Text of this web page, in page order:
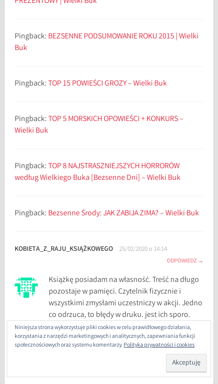
Pingback: BEZSENNE PODSUMOWANIE ROKU 2015 | Wielki
Buk
Pingback:TOP 15 POWIEŚCI GROZY – Wielki Buk
Pingback:TOP 5 MORSKICH OPOWIEŚCI + KONKURS –
Wielki Buk
Pingback:TOP 8 NAJSTRASZNIEJSZYCH HORRORÓW
według Wielkiego Buka [Bezsenne Dni] – Wielki Buk
Pingback: Bezsenne Środy: JAK ZABIJA ZIMA? – Wielki Buk
KOBIETA_Z_RAJU_KSIĄŻKOWEGO 25/02/2020 o 14:14
ODPOWIEDZ
Książkę posiadam na własność. Treść na długo
pozostaje w pamięci. Czytelnik fizycznie i
wszystkimi zmysłami uczestniczy w akcji. Jedno
co odrzuca, to błędy w druku. jest ich sporo.
wydawnictwo Amber nie popisało się. Korektor
również. A szkoda Wydawnictwa powinny
zatrudniać najwyższej klasy tłumaczy i
korektorów. Czytelnik płaci niemałe pieniądze,
Niniejsza strona wykorzystuje pliki cookies w celu prawidłowego działania,
korzystania z narzędzi marketingowych i analitycznych, zapewniania funkcji
społecznościowych oraz systemu komentarzy.Polityka prywatności i cookies